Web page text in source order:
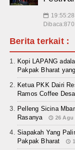
📅
Berita terkait :
Kopi LAPANG
Pakpak Bharat
Ketua PKK Dairi
Ramos Coffee
Pelleng Sicina
Rasanya
26 Agu
Siapakah Yang
Pakpak Bharat